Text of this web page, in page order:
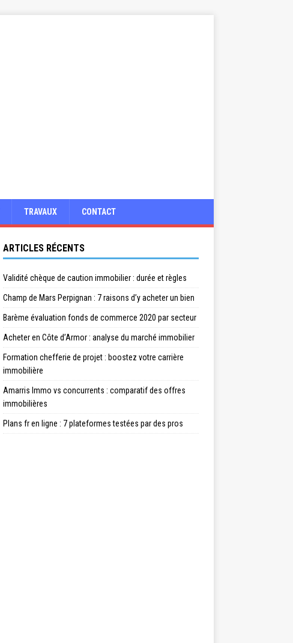
TRAVAUX CONTACT
ARTICLES RÉCENTS
Validité chèque de caution immobilier : durée et règles
Champ de Mars Perpignan : 7 raisons d’y acheter un bien
Barème évaluation fonds de commerce 2020 par secteur
Acheter en Côte d’Armor : analyse du marché immobilier
Formation chefferie de projet : boostez votre carrière
immobilière
Amarris Immo vs concurrents : comparatif des offres
immobilières
Plans fr en ligne : 7 plateformes testées par des pros